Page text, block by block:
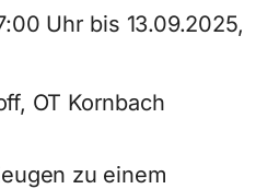
Uhr bis 13.09.2025,
OT Kornbach
zu einem